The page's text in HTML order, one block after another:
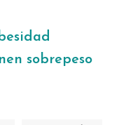
sobrepeso